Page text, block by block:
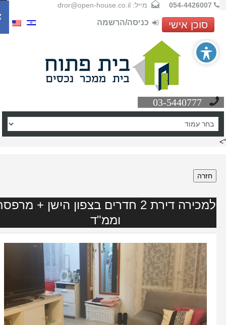
054-4426007 מייל: dror@open-house.co.il
סוכן אישי כניסה/הרשמה
03-5440777
חזרה
למכירה דירת 2 חדרים בצפון הישן + מרפסת
וממ"ד